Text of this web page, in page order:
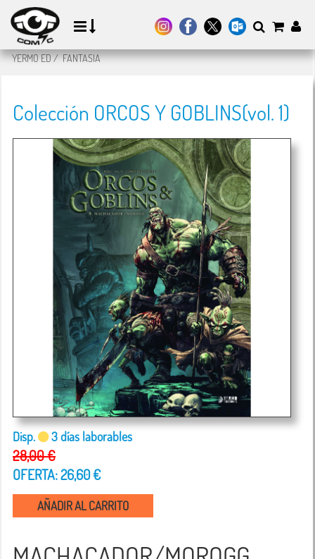
YERMO ED/FANTASIA
Colección ORCOS Y GOBLINS(vol. 1)
Disp. 3 días laborables
28,00 €
OFERTA: 26,60 €
AÑADIR AL CARRITO